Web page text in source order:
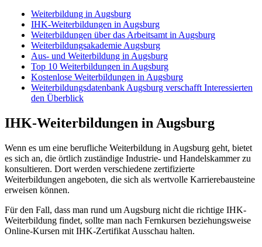
Weiterbildung in Augsburg
IHK-Weiterbildungen in Augsburg
Weiterbildungen über das Arbeitsamt in Augsburg
Weiterbildungsakademie Augsburg
Aus- und Weiterbildung in Augsburg
Top 10 Weiterbildungen in Augsburg
Kostenlose Weiterbildungen in Augsburg
Weiterbildungsdatenbank Augsburg verschafft Interessierten
den Überblick
IHK-Weiterbildungen in Augsburg
Wenn es um eine berufliche Weiterbildung in Augsburg geht, bietet
es sich an, die örtlich zuständige Industrie- und Handelskammer zu
konsultieren. Dort werden verschiedene zertifizierte
Weiterbildungen angeboten, die sich als wertvolle Karrierebausteine
erweisen können.
Für den Fall, dass man rund um Augsburg nicht die richtige IHK-
Weiterbildung findet, sollte man nach Fernkursen beziehungsweise
Online-Kursen mit IHK-Zertifikat Ausschau halten.